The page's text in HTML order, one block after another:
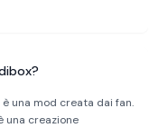
una mod creata dai fan.
una creazione